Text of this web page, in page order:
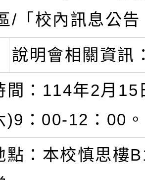
/「校內訊息公
說明會相關資訊
間：114年2月15
)9：00-12：00。
點：本校慎思樓